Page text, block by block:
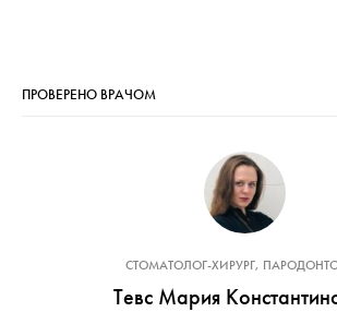
ПРОВЕРЕНО ВРАЧОМ
СТОМАТОЛОГ-ХИРУРГ,
Тевс Мария